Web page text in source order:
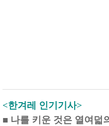
<한겨레 인기기사>
■ 나를 키운 것은 열여덟